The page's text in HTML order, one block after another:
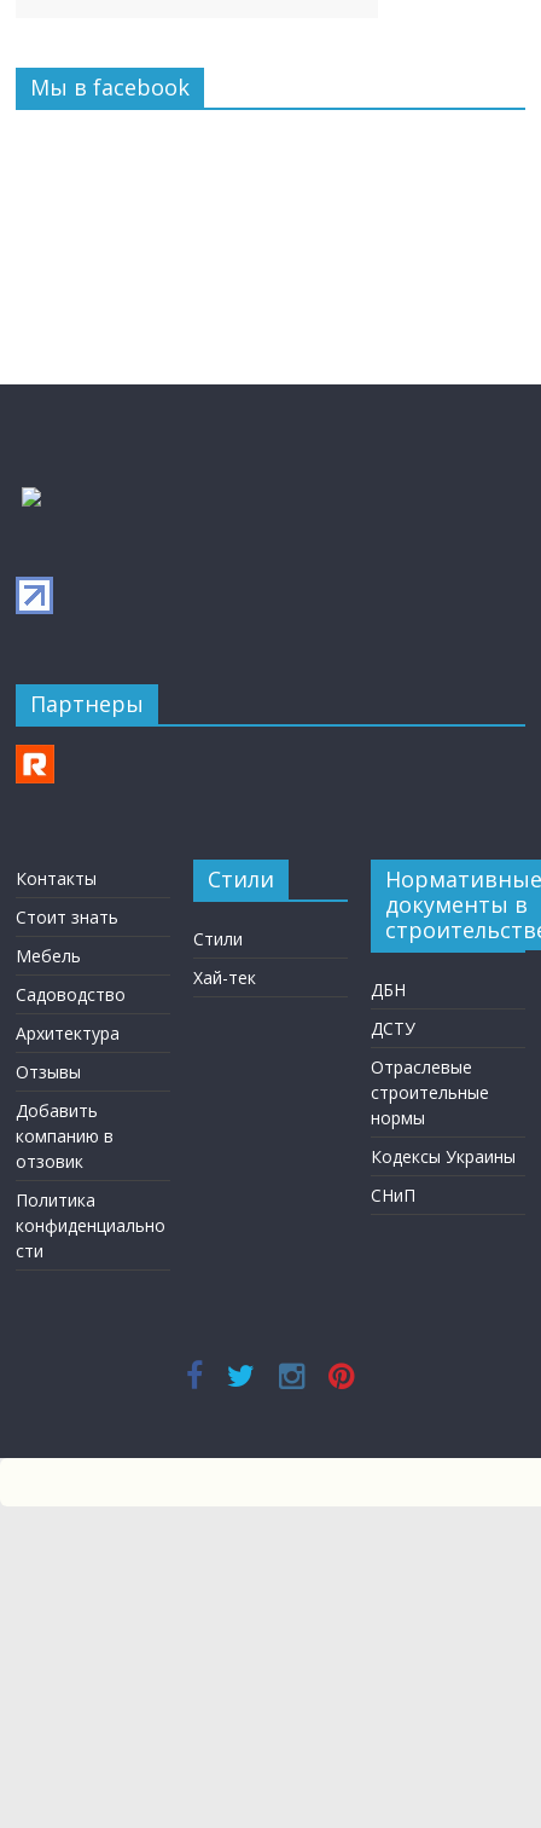
Мы в facebook
Партнеры
Контакты
Стоит знать
Мебель
Садоводство
Архитектура
Отзывы
Добавить
компанию в
отзовик
Политика
конфиденциально
сти
Стили
Стили
Хай-тек
Нормативные
документы в
ДБН
ДСТУ
Отраслевые
строительные
нормы
Кодексы Украины
СНиП